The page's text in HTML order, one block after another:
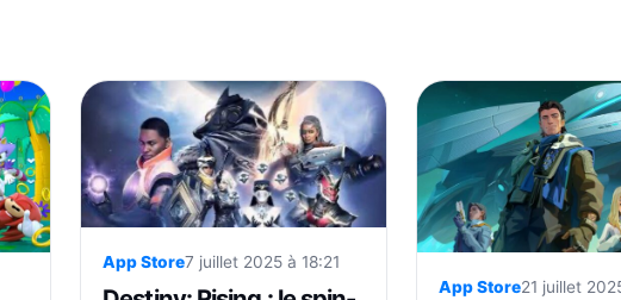
App Store7 juillet 2025 à 18:21
App Store21 juillet